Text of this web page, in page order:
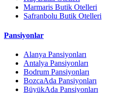
Marmaris Butik Otelleri
Safranbolu Butik Otelleri
Pansiyonlar
Alanya Pansiyonları
Antalya Pansiyonları
Bodrum Pansiyonları
BozcaAda Pansiyonları
BüyükAda Pansiyonları